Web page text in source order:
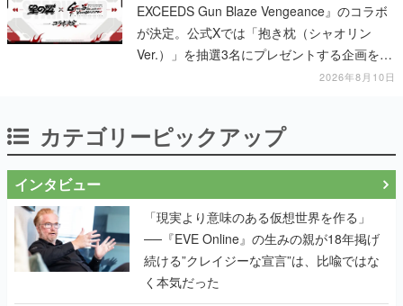
EXCEEDS Gun Blaze Vengeance』のコラボ
が決定。公式Xでは「抱き枕（シャオリン
Ver.）」を抽選3名にプレゼントする企画を実
2026年8月10日
カテゴリーピックアップ
インタビュー
「現実より意味のある仮想世界を作る」
──『EVE Online』の生みの親が18年掲げ
続ける”クレイジーな宣言”は、比喩ではな
く本気だった